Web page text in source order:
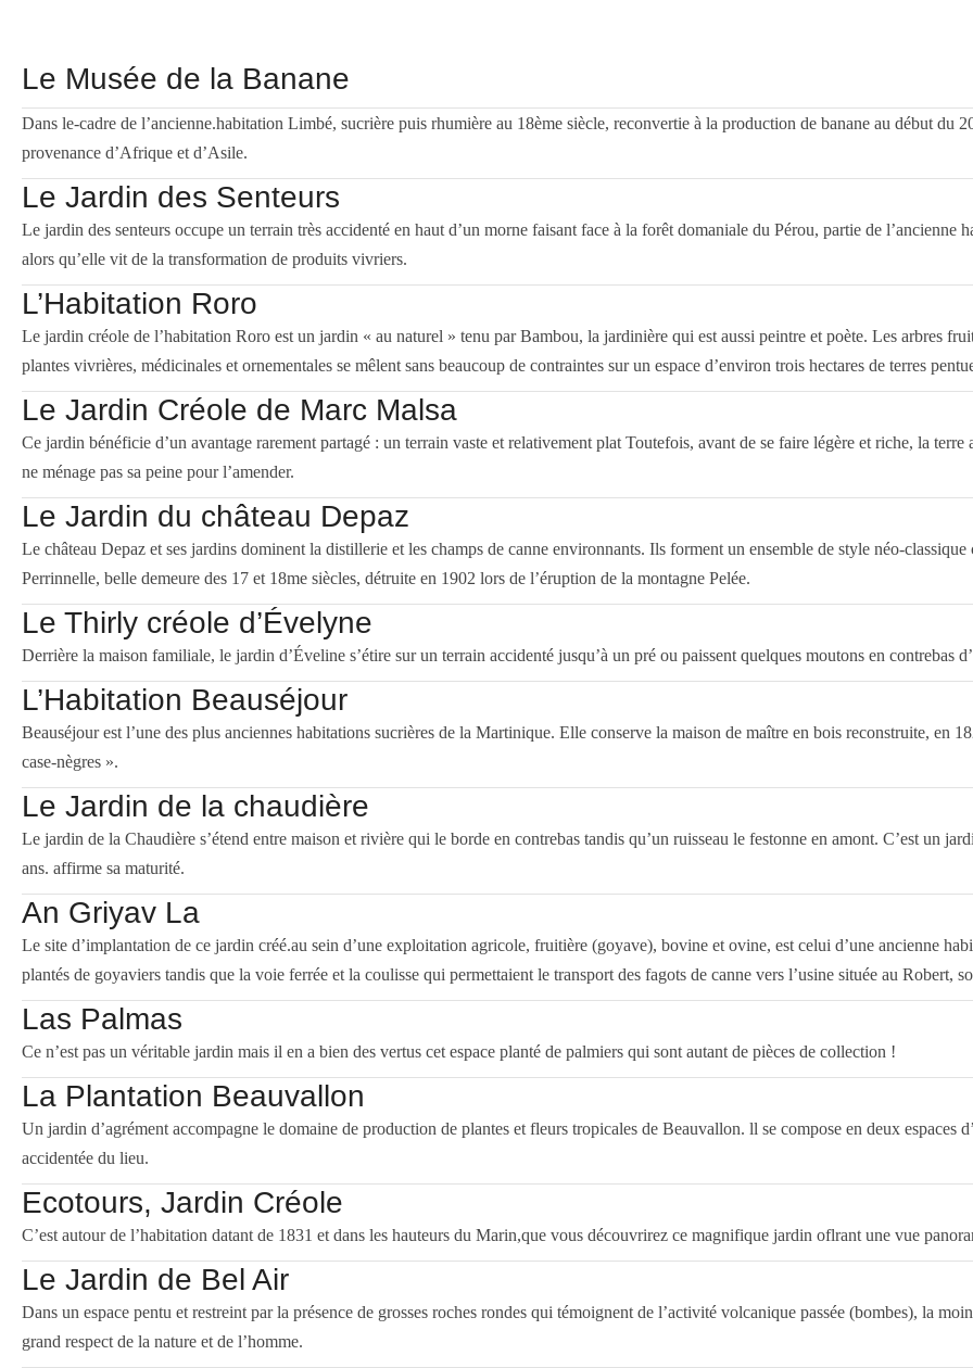
Le Musée de la Banane
Dans le-cadre de l’ancienne.habitation Limbé, sucrière puis rhumière au 18ème siècle, reconvertie à la production de banane au début du
provenance d’Afrique et d’Asile.
Le Jardin des Senteurs
Le jardin des senteurs occupe un terrain très accidenté en haut d’un morne faisant face à la forêt domaniale du Pérou, partie de
alors qu’elle vit de la transformation de produits vivriers.
L’Habitation Roro
Le jardin créole de l’habitation Roro est un jardin « au naturel » tenu par Bambou, la jardinière qui est aussi peintre et poète. Les arbres
plantes vivrières, médicinales et ornementales se mêlent sans beaucoup de contraintes sur un espace d’environ trois hectares de terres
Le Jardin Créole de Marc Malsa
Ce jardin bénéficie d’un avantage rarement partagé : un terrain vaste et relativement plat Toutefois, avant de se faire légère et riche, la
ne ménage pas sa peine pour l’amender.
Le Jardin du château Depaz
Le château Depaz et ses jardins dominent la distillerie et les champs de canne environnants. Ils forment un ensemble de style néo-
Perrinnelle, belle demeure des 17 et 18me siècles, détruite en 1902 lors de l’éruption de la montagne Pelée.
Le Thirly créole d’Évelyne
Derrière la maison familiale, le jardin d’Éveline s’étire sur un terrain accidenté jusqu’à un pré ou paissent quelques moutons en contrebas
L’Habitation Beauséjour
Beauséjour est l’une des plus anciennes habitations sucrières de la Martinique. Elle conserve la maison de maître en bois reconstruite, en
case-nègres ».
Le Jardin de la chaudière
Le jardin de la Chaudière s’étend entre maison et rivière qui le borde en contrebas tandis qu’un ruisseau le festonne en amont. C’est un
ans. affirme sa maturité.
An Griyav La
Le site d’implantation de ce jardin créé.au sein d’une exploitation agricole, fruitière (goyave), bovine et ovine, est celui d’une ancienne
plantés de goyaviers tandis que la voie ferrée et la coulisse qui permettaient le transport des fagots de canne vers l’usine située au Robert,
Las Palmas
Ce n’est pas un véritable jardin mais il en a bien des vertus cet espace planté de palmiers qui sont autant de pièces de collection !
La Plantation Beauvallon
Un jardin d’agrément accompagne le domaine de production de plantes et fleurs tropicales de Beauvallon. ll se compose en deux espaces
accidentée du lieu.
Ecotours, Jardin Créole
C’est autour de l’habitation datant de 1831 et dans les hauteurs du Marin,que vous découvrirez ce magnifique jardin oflrant une vue
Le Jardin de Bel Air
Dans un espace pentu et restreint par la présence de grosses roches rondes qui témoignent de l’activité volcanique passée (bombes), la
grand respect de la nature et de l’homme.